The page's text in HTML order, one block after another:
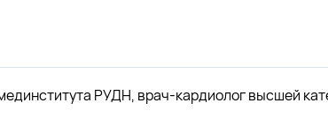
РУДН, врач-кардиолог высшей